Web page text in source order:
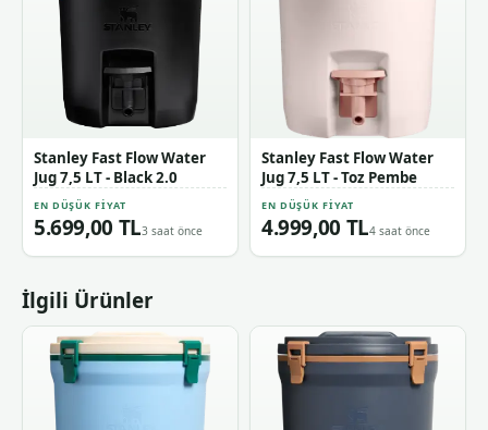
Stanley Fast Flow Water
Jug 7,5 LT - Black 2.0
EN DÜŞÜK FIYAT
5.699,00 TL3 saat önce
Stanley Fast Flow Water
Jug 7,5 LT - Toz Pembe
EN DÜŞÜK FIYAT
4.999,00 TL4 saat önce
İlgili Ürünler